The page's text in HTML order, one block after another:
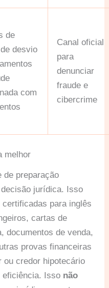
de
desvio
com
Canal oficial
para
denunciar
fraude e
cibercrime
melhor
de preparação
jurídica. Isso
para inglês
cartas de
documentos de venda,
provas financeiras
ou credor hipotecário
eficiência. Isso não